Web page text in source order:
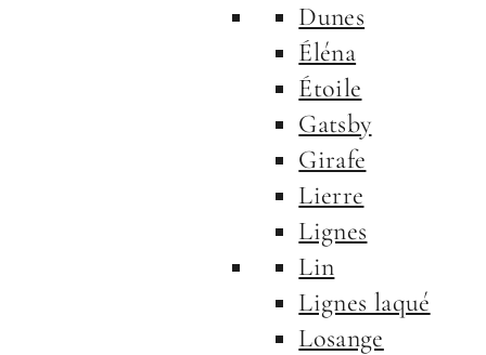
Dunes
Éléna
Étoile
Gatsby
Girafe
Lierre
Lignes
Lin
Lignes laqué
Losange